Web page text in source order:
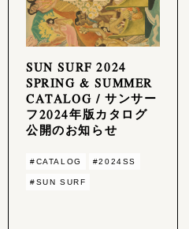
SUN SURF 2024
SPRING & SUMMER
CATALOG / サンサー
フ2024年版カタログ
公開のお知らせ
#CATALOG #2024SS
#SUN SURF